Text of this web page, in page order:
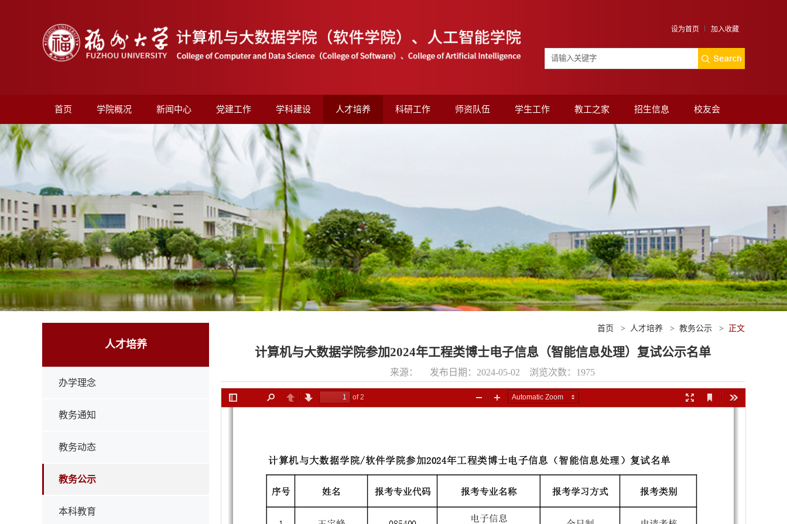
设为首页 加入收藏
首页 学院概况 新闻中心 党建工作 学科建设 人才培养 科研工作 师资队伍 学生工作 教工之家 招生信息 校友会
人才培养
办学理念
教务通知
教务动态
教务公示
本科教育
首页 > 人才培养 > 教务公示 > 正文
计算机与大数据学院参加2024年工程类博士电子信息（智能信息处理）复试公示名单
来源： 发布日期：2024-05-02 浏览次数： 1975